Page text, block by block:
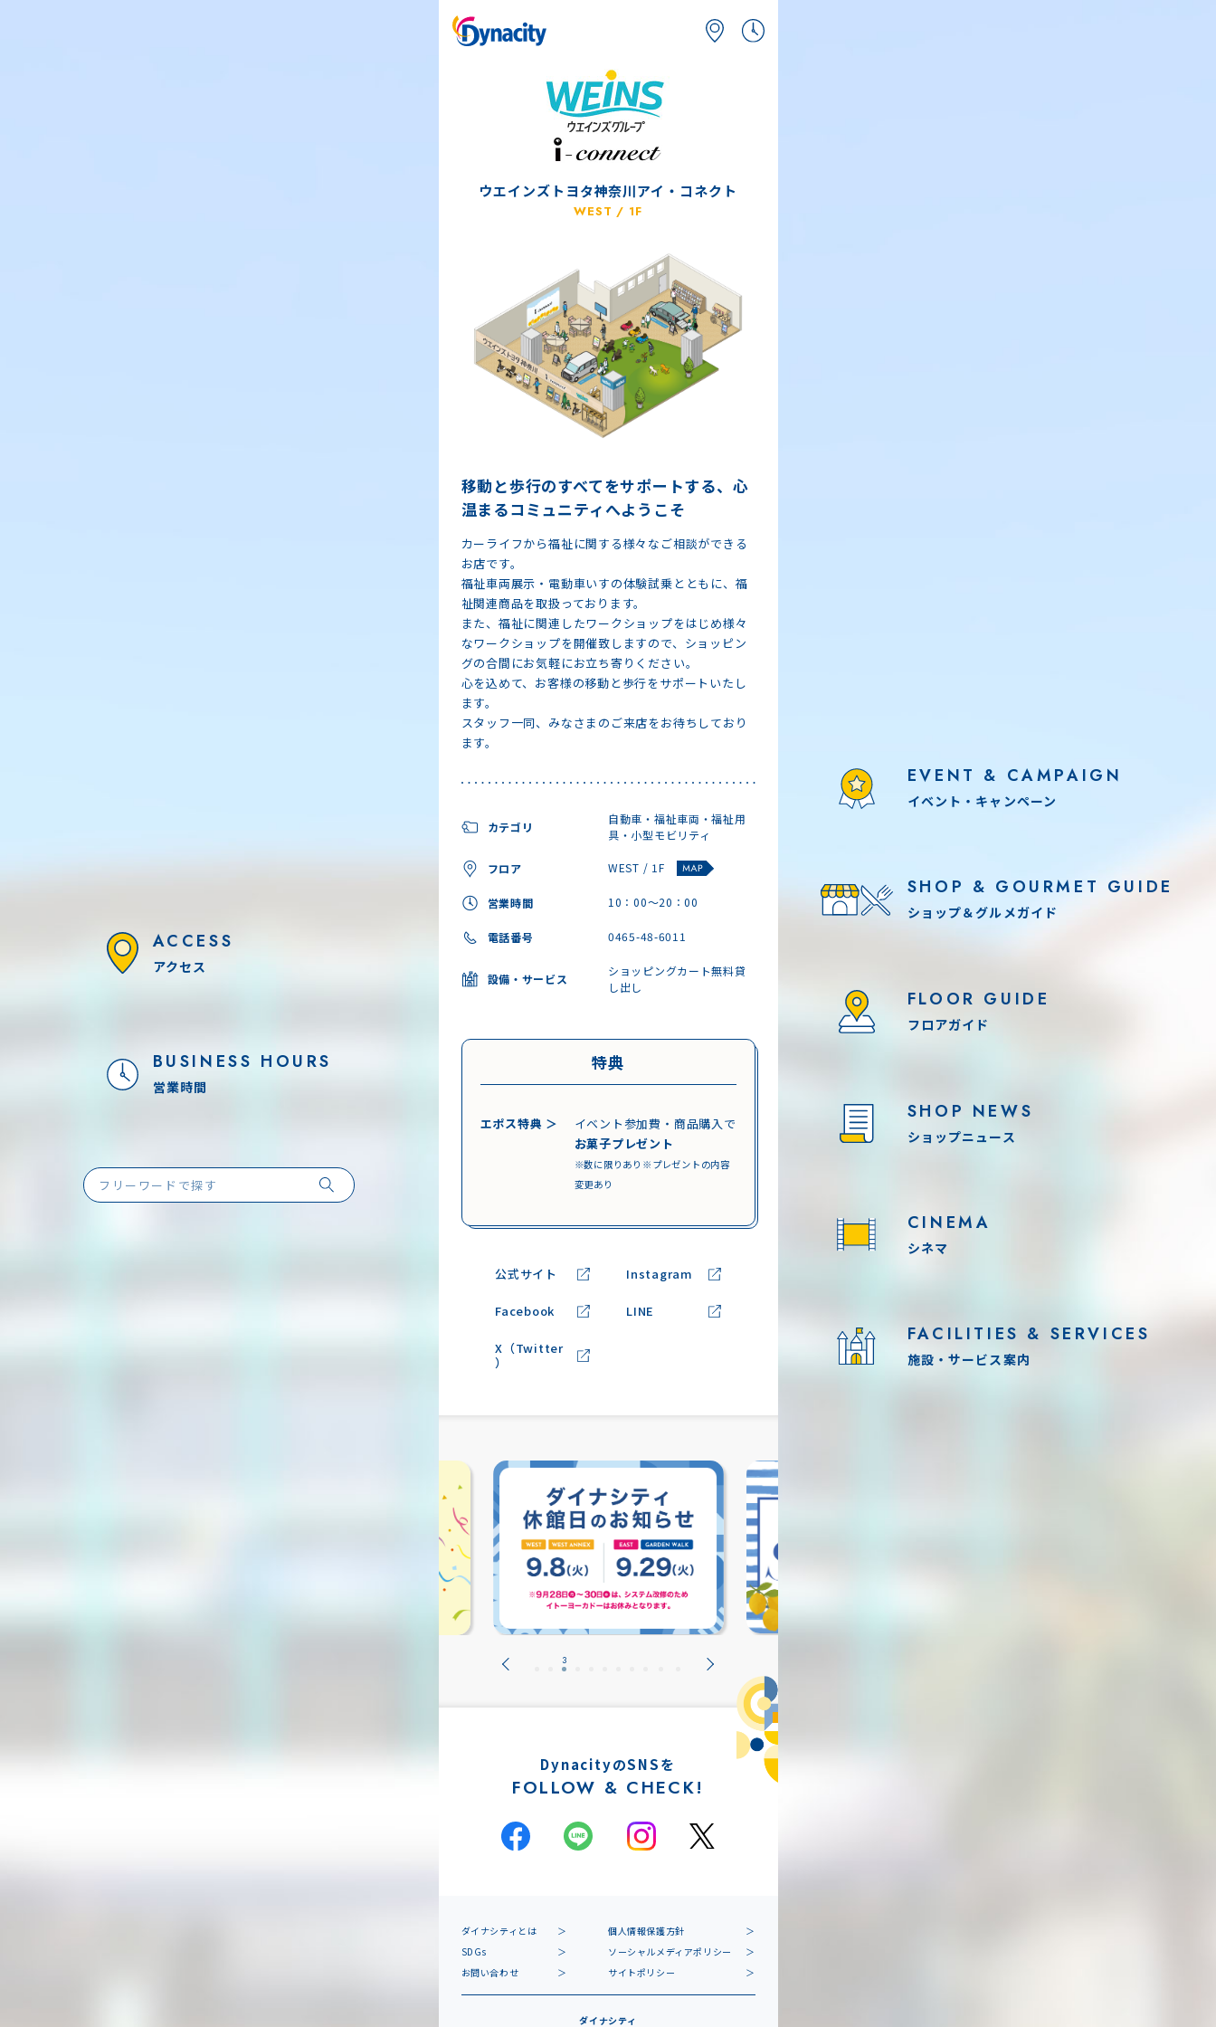
ウエインズトヨタ神奈川アイ・コネクト
WEST / 1F
移動と歩行のすべてをサポートする、心
温まるコミュニティへようこそ
カーライフから福祉に関する様々なご相談ができる
お店です。
福祉車両展示・電動車いすの体験試乗とともに、福
祉関連商品を取扱っております。
また、福祉に関連したワークショップをはじめ様々
なワークショップを開催致しますので、ショッピン
グの合間にお気軽にお立ち寄りください。
心を込めて、お客様の移動と歩行をサポートいたし
ます。
スタッフ一同、みなさまのご来店をお待ちしており
ます。
カテゴリ
自動車・福祉車両・福祉用
具・小型モビリティ
フロア WEST / 1F
営業時間 10：00～20：00
電話番号 0465-48-6011
設備・サービス
ショッピングカート無料貸
し出し
特典
エポス特典 ＞
イベント参加費・商品購入で
お菓子プレゼント
※数に限りあり ※プレゼントの内容
変更あり
公式サイト Instagram
Facebook LINE
X（Twitter
）
DynacityのSNSを
FOLLOW & CHECK!
ダイナシティとは
個人情報保護方針
SDGs
ソーシャルメディアポリシー
お問い合わせ
サイトポリシー
ダイナシティ
ACCESS
アクセス
BUSINESS HOURS
営業時間
EVENT & CAMPAIGN
イベント・キャンペーン
SHOP & GOURMET GUIDE
ショップ＆グルメガイド
FLOOR GUIDE
フロアガイド
SHOP NEWS
ショップニュース
CINEMA
シネマ
FACILITIES & SERVICES
施設・サービス案内